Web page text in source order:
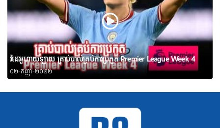
វីដេអូហាយឡាយ គ្រាប់បាល់គ្រប់ការប្រកួត Premier League Week 4
០២-កញ្ញា-២០២២